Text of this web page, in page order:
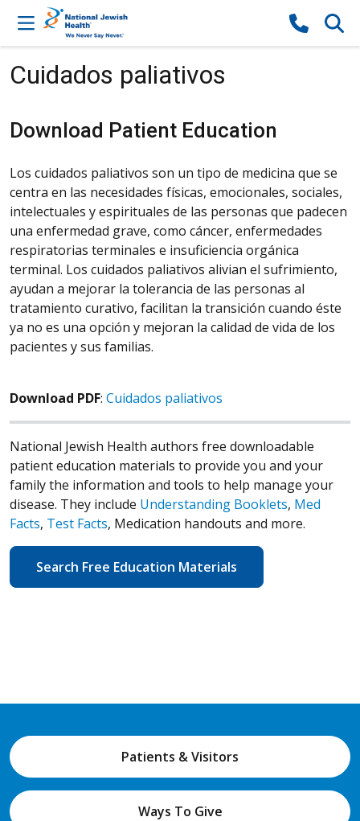
Skip to content
Cuidados paliativos
Download Patient Education
Los cuidados paliativos son un tipo de medicina que se
centra en las necesidades físicas, emocionales, sociales,
intelectuales y espirituales de las personas que padecen
una enfermedad grave, como cáncer, enfermedades
respiratorias terminales e insuficiencia orgánica
terminal. Los cuidados paliativos alivian el sufrimiento,
ayudan a mejorar la tolerancia de las personas al
tratamiento curativo, facilitan la transición cuando éste
ya no es una opción y mejoran la calidad de vida de los
pacientes y sus familias.
Download PDF: Cuidados paliativos
National Jewish Health authors free downloadable
patient education materials to provide you and your
family the information and tools to help manage your
disease. They include Understanding Booklets, Med
Facts, Test Facts, Medication handouts and more.
Search Free Education Materials
Patients & Visitors
Ways To Give